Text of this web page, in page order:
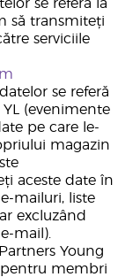
se referă la
să transmiteți
serviciile
se referă
(evenimente
pe care le-
magazin
aceste date în
mailuri, liste
excluzând
mail).
Young
pentru membri